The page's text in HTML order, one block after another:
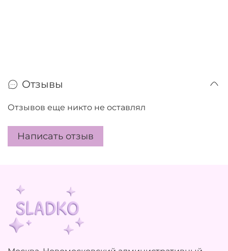
Отзывы
Отзывов еще никто не оставлял
Написать отзыв